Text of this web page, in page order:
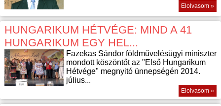
Elolvasom »
HUNGARIKUM HÉTVÉGE: MIND A 41
HUNGARIKUM EGY HEL...
Fazekas Sándor földművelésügyi miniszter
mondott köszöntőt az "Első Hungarikum
Hétvége" megnyitó ünnepségén 2014.
július...
Elolvasom »